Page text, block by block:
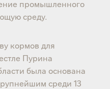
промышленного
среду.
кормов для
Пурина
была основана
среди 13